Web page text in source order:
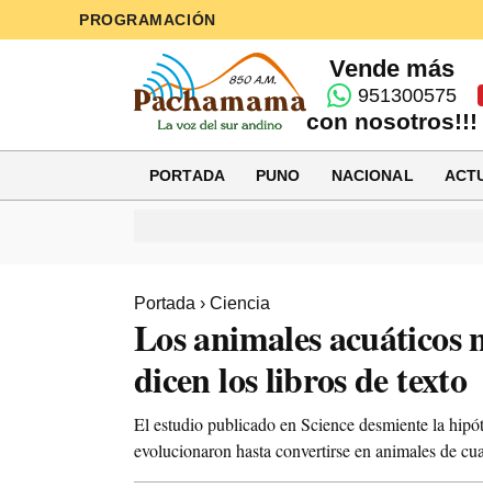
PROGRAMACIÓN
Vende más
951300575
con nosotros!!!
PORTADA PUNO NACIONAL
Portada › Ciencia
Los animales
dicen los libros de texto
El estudio publicado en Science desmiente la
evolucionaron hasta convertirse en animales de